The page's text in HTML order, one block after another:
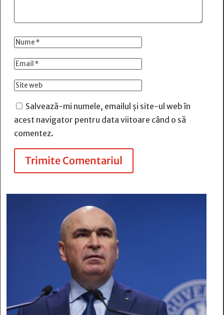
Salvează-mi numele, emailul și site-ul web în
acest navigator pentru data viitoare când o să
comentez.
Trimite Comentariul